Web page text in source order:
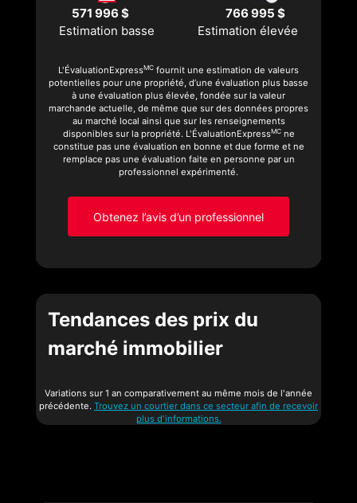
571 996 $
766 995 $
Estimation basse
Estimation élevée
L'ÉvaluationExpressMC fournit une estimation de valeurs
potentielles pour une propriété, d’une évaluation plus basse
à une évaluation plus élevée, fondée sur la valeur
marchande actuelle, de même que sur des données propres
au marché local ainsi que sur les renseignements
disponibles sur la propriété. L'ÉvaluationExpressMCne
constitue pas une évaluation en bonne et due forme et ne
remplace pas une évaluation faite en personne par un
professionnel expérimenté.
Obtenez l’avis d’un professionnel
Tendances des prix du
marché immobilier
Variations sur 1 an comparativement au même mois de l'année
précédente. Trouvez un courtier dans ce secteur afin de recevoir
plus d'informations.